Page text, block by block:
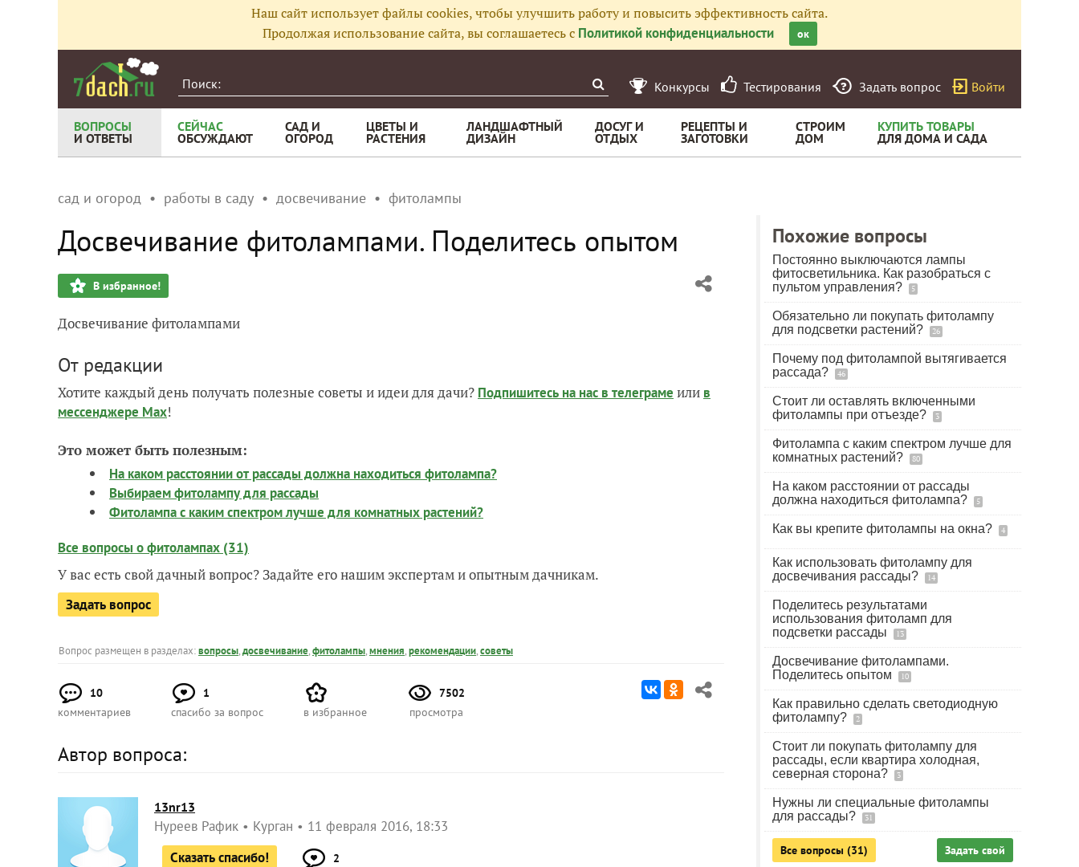
Наш сайт использует файлы cookies, чтобы улучшить работу и повысить эффективность сайта.
Продолжая использование сайта, вы соглашаетесь с Политикой конфиденциальности ок
Конкурсы Тестирования Задать вопрос Войти
ВОПРОСЫ
И ОТВЕТЫ
СЕЙЧАС
ОБСУЖДАЮТ
САД И
ОГОРОД
ЦВЕТЫ И
РАСТЕНИЯ
ЛАНДШАФТНЫЙ
ДИЗАЙН
ДОСУГ И
ОТДЫХ
РЕЦЕПТЫ И
ЗАГОТОВКИ
СТРОИМ
ДОМ
КУПИТЬ ТОВАРЫ
ДЛЯ ДОМА И САДА
сад и огород работы в саду досвечивание фитолампы
Досвечивание фитолампами. Поделитесь опытом
В избранное!
Досвечивание фитолампами
От редакции
Хотите каждый день получать полезные советы и идеи для дачи? Подпишитесь на нас в телеграме или в
мессенджере Max!
Это может быть полезным:
На каком расстоянии от рассады должна находиться фитолампа?
Выбираем фитолампу для рассады
Фитолампа с каким спектром лучше для комнатных растений?
Все вопросы о фитолампах (31)
У вас есть свой дачный вопрос? Задайте его нашим экспертам и опытным дачникам.
Задать вопрос
Вопрос размещен в разделах:вопросы,досвечивание,фитолампы,мнения,рекомендации,советы
10
комментариев
1
спасибо за вопрос
в избранное
7502
просмотра
Автор вопроса:
13nr13
Нуреев Рафик Курган
11 февраля 2016, 18:33
Сказать спасибо!
2
Похожие вопросы
Постоянно выключаются лампы
фитосветильника. Как разобраться с
пультом управления?
5
Обязательно ли покупать фитолампу
для подсветки растений?
26
Почему под фитолампой вытягивается
рассада?
46
Стоит ли оставлять включенными
фитолампы при отъезде?
3
Фитолампа с каким спектром лучше для
комнатных растений?
80
На каком расстоянии от рассады
должна находиться фитолампа?
5
Как вы крепите фитолампы на окна? 4
Как использовать фитолампу для
досвечивания рассады?
14
Поделитесь результатами
использования фитоламп для
подсветки рассады
13
Досвечивание фитолампами.
Поделитесь опытом
10
Как правильно сделать светодиодную
фитолампу?
2
Стоит ли покупать фитолампу для
рассады, если квартира холодная,
северная сторона?
3
Нужны ли специальные фитолампы
для рассады?
31
Все вопросы (31) Задать свой